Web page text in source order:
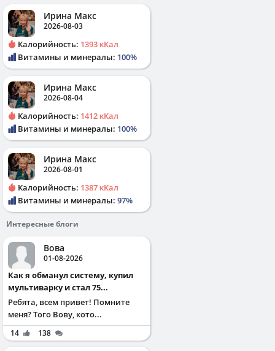
Ирина Макс
2026-08-03
Калорийность: 1393 кКал
Витамины и минералы: 100%
Ирина Макс
2026-08-04
Калорийность: 1412 кКал
Витамины и минералы: 100%
Ирина Макс
2026-08-01
Калорийность: 1387 кКал
Витамины и минералы: 97%
Интересные блоги
Вова
01-08-2026
Как я обманул систему, купил
мультиварку и стал 75...
Ребята, всем привет! Помните
меня? Того Вову, кото...
14 138